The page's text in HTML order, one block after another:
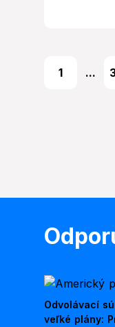
1 ...
Odvolávací
veľké plány: